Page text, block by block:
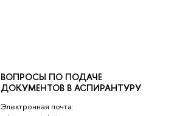
ВОПРОСЫ ПО ПОДАЧЕ
ДОКУМЕНТОВ В АСПИРАНТУРУ
Электронная почта: